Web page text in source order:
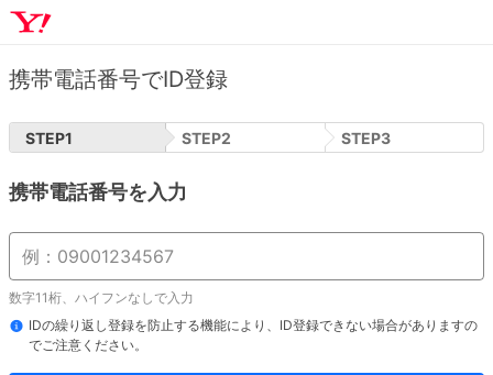
携帯電話番号でID登録
STEP1 STEP2 STEP3
携帯電話番号を入力
数字11桁、ハイフンなしで入力
IDの繰り返し登録を防止する機能により、ID登録できない場合がありますの
でご注意ください。